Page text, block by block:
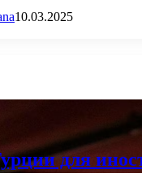
10.03.2025
для